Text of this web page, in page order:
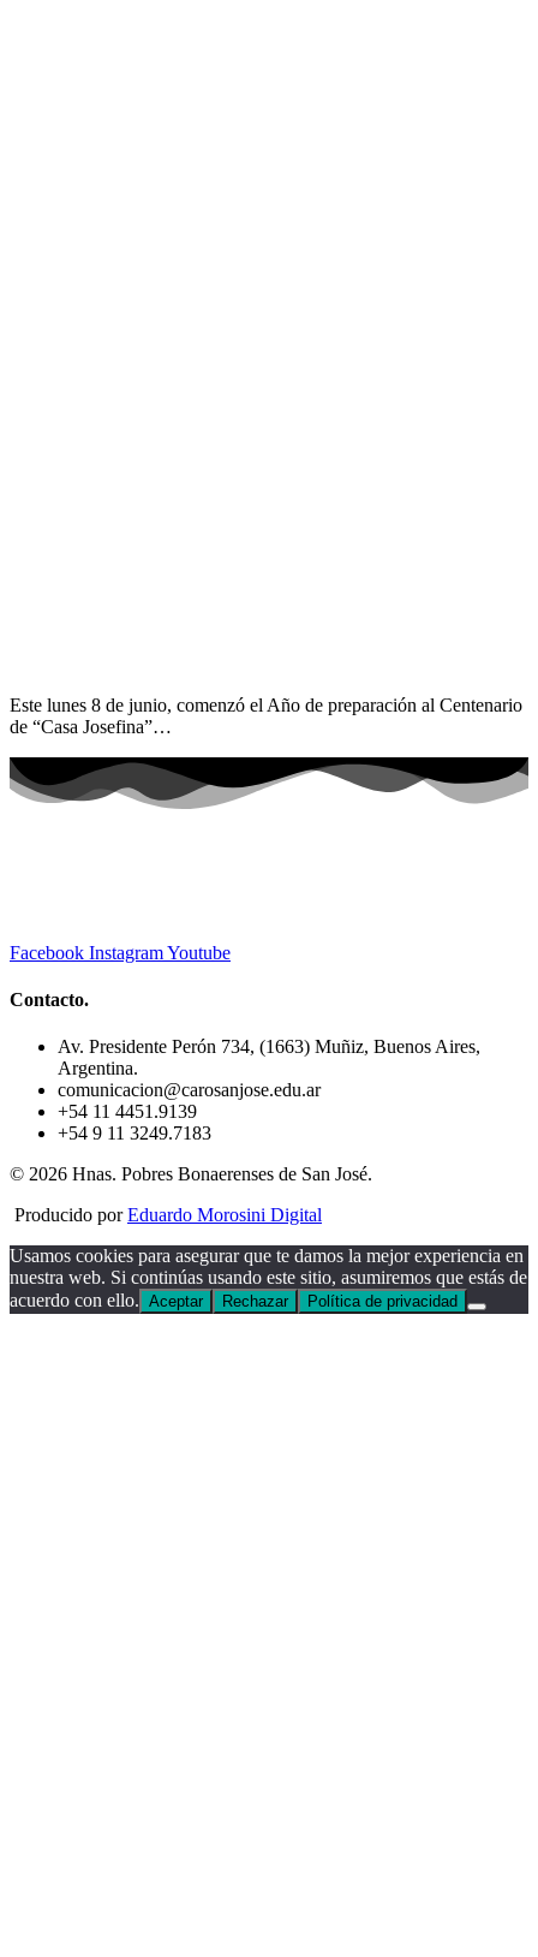
Este lunes 8 de junio, comenzó el Año de preparación al Centenario
de “Casa Josefina”…
Facebook InstagramYoutube
Contacto.
Av. Presidente Perón 734, (1663) Muñiz, Buenos Aires,
Argentina.
comunicacion@carosanjose.edu.ar
+54 11 4451.9139
+54 9 11 3249.7183
© 2026 Hnas. Pobres Bonaerenses de San José.
Producido porEduardo Morosini Digital
Usamos cookies para asegurar que te damos la mejor experiencia en
nuestra web. Si continúas usando este sitio, asumiremos que estás de
acuerdo con ello. Aceptar Rechazar Política de privacidad